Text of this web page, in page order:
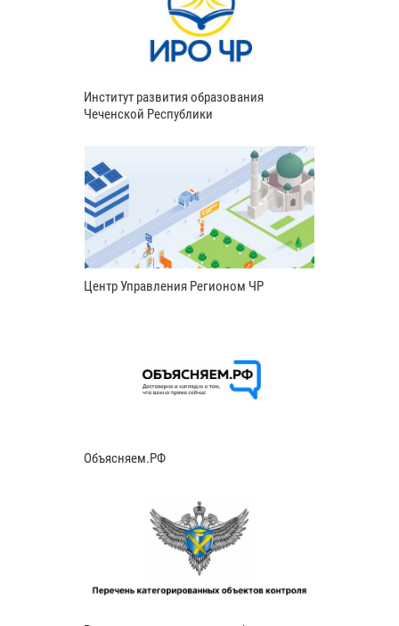
Институт развития образования
Чеченской Республики
Центр Управления Регионом ЧР
Объясняем.РФ